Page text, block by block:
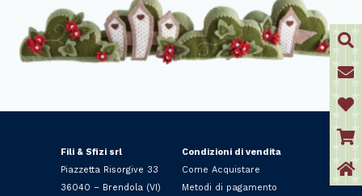
Fili & Sfizi srl
Piazzetta Risorgive 33
36040 – Brendola (VI)
Condizioni di vendita
Come Acquistare
Metodi di pagamento